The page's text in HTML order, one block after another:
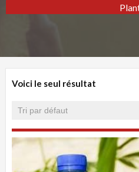
Voici le seul résultat